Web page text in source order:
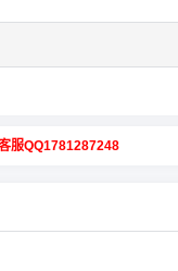
服QQ1781287248